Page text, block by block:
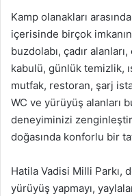
Kamp olanakları
içerisinde birçok
buzdolabı, çadır
kabulü, günlük temizlik,
mutfak, restoran, şarj
WC ve yürüyüş alanları
deneyiminizi
doğasında konforlu bir
Hatila Vadisi Milli Parkı,
yürüyüş yapmayı,